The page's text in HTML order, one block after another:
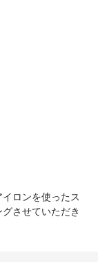
ロンを使ったス
させていただき